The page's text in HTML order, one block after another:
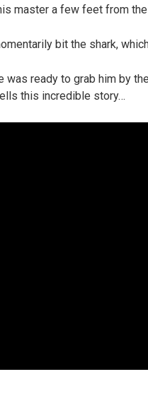
master a few feet from the
bit the shark,
was ready to grab him by
this incredible story…